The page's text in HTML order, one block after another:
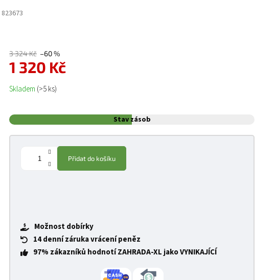
823673
3 324 Kč –60 %
1 320 Kč
Měrná cena:
Skladem (>5 ks)
Stav zásob
Přidat do košíku
Možnost dobírky
14 denní záruka vrácení peněz
97% zákazníků hodnotí ZAHRADA-XL jako VYNIKAJÍCÍ